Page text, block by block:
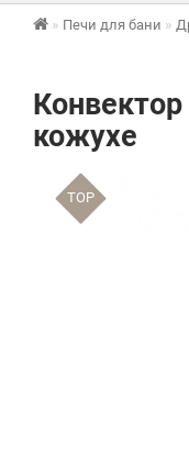
Печи для бани
кожухе
TOP